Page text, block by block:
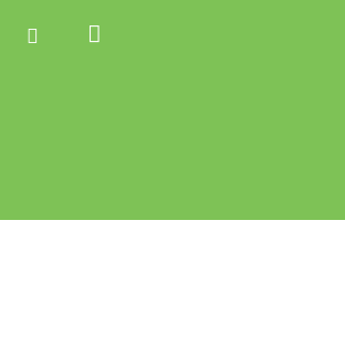
Prihlásenie